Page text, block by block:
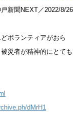
戸新聞NEXT／2022/8/26
ボランティアがおら
災者が精神的にとても
dMrH1